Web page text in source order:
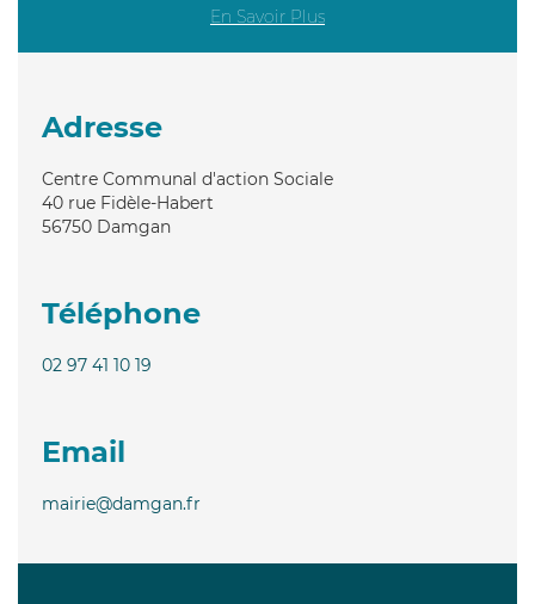
En Savoir Plus
Adresse
Centre Communal d'action Sociale
40 rue Fidèle-Habert
56750 Damgan
Téléphone
02 97 41 10 19
Email
mairie@damgan.fr